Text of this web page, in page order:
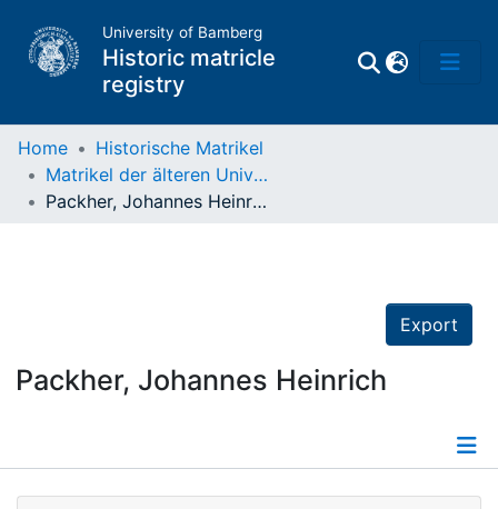
University of Bamberg
Historic matricle
registry
Matrikel
Home
Historische Matrikel
Matrikel der älteren Universität
Packher, Johannes Heinrich
Export
Packher, Johannes Heinrich
Details